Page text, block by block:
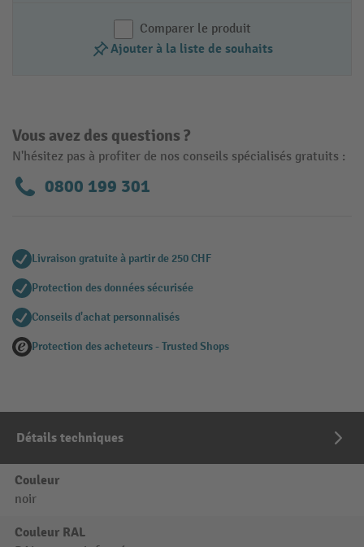
Comparer le produit
Ajouter à la liste de souhaits
Vous avez des questions ?
N'hésitez pas à profiter de nos conseils spécialisés gratuits :
0800 199 301
Livraison gratuite à partir de 250 CHF
Protection des données sécurisée
Conseils d'achat personnalisés
Protection des acheteurs - Trusted Shops
Détails techniques
Couleur
noir
Couleur RAL